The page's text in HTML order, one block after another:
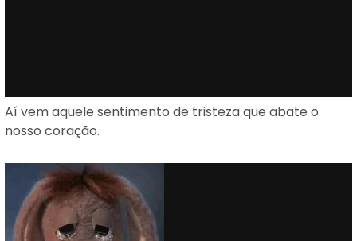
Aí vem aquele sentimento de tristeza que abate o
nosso coração.